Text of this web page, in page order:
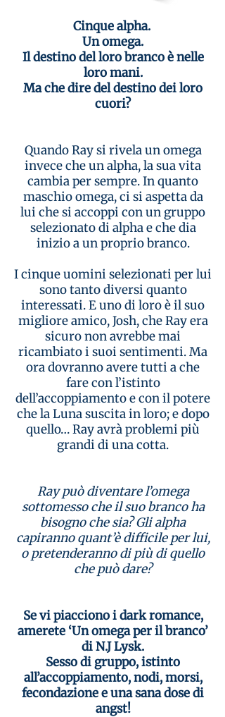
Cinque alpha.
Un omega.
Il destino del loro branco è nelle
loro mani.
Ma che dire del destino dei loro
cuori?
Quando Ray si rivela un omega
invece che un alpha, la sua vita
cambia per sempre. In quanto
maschio omega, ci si aspetta da
lui che si accoppi con un gruppo
selezionato di alpha e che dia
inizio a un proprio branco.
I cinque uomini selezionati per lui
sono tanto diversi quanto
interessati. E uno di loro è il suo
migliore amico, Josh, che Ray era
sicuro non avrebbe mai
ricambiato i suoi sentimenti. Ma
ora dovranno avere tutti a che
fare con l’istinto
dell’accoppiamento e con il potere
che la Luna suscita in loro; e dopo
quello… Ray avrà problemi più
grandi di una cotta.
Ray può diventare l’omega
sottomesso che il suo branco ha
bisogno che sia? Gli alpha
capiranno quant’è difficile per lui,
o pretenderanno di più di quello
che può dare?
Se vi piacciono i dark romance,
amerete ‘Un omega per il branco’
di N.J Lysk.
Sesso di gruppo, istinto
all’accoppiamento, nodi, morsi,
fecondazione e una sana dose di
angst!